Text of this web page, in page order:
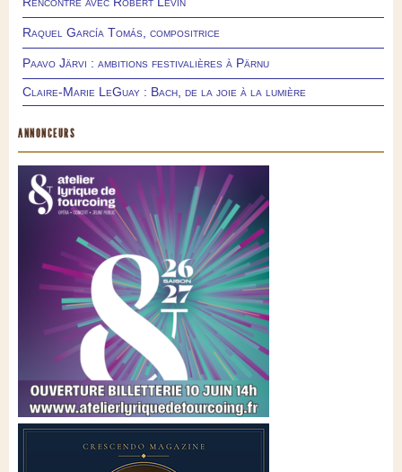
Raquel García Tomás, compositrice
Paavo Järvi : ambitions festivalières à Pärnu
Claire-Marie LeGuay : Bach, de la joie à la lumière
ANNONCEURS